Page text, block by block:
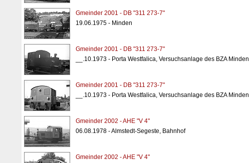
Gmeinder 2001 - DB "311 273-7"
19.06.1975 - Minden
Gmeinder 2001 - DB "311 273-7"
__.10.1973 - Porta Westfalica, Versuchsanlage des BZA Minden
Gmeinder 2001 - DB "311 273-7"
__.10.1973 - Porta Westfalica, Versuchsanlage des BZA Minden
Gmeinder 2002 - AHE "V 4"
06.08.1978 - Almstedt-Segeste, Bahnhof
Gmeinder 2002 - AHE "V 4"